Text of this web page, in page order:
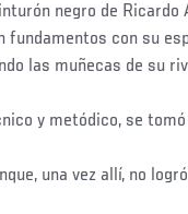
negro de Ricardo
fundamentos con su
las muñecas de su
y metódico, se
una vez allí, no